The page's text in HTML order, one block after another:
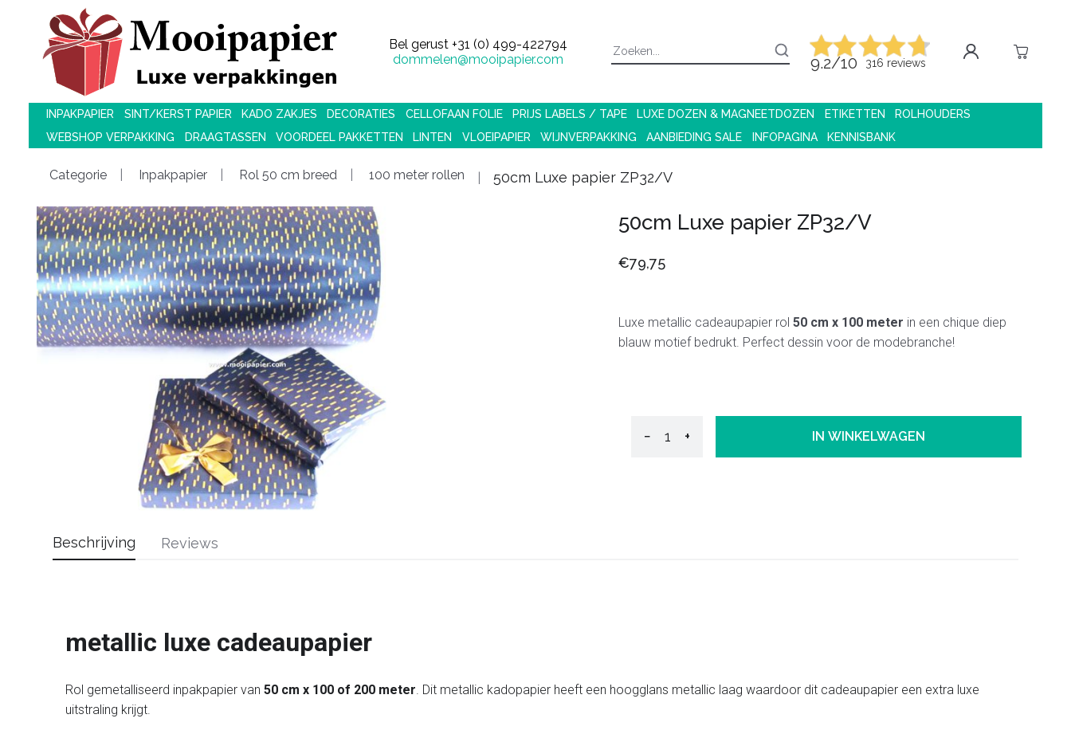
Bel gerust +31 (0) 499-422794
dommelen@mooipapier.com
9.2/10 316 reviews
INPAKPAPIER SINT/KERST PAPIER KADO ZAKJES DECORATIES CELLOFAAN FOLIE PRIJS LABELS / TAPE LUXE DOZEN & MAGNEETDOZEN ETIKETTEN
ROLHOUDERS
WEBSHOP VERPAKKING
DRAAGTASSEN VOORDEEL PAKKETTEN LINTEN VLOEIPAPIER WIJNVERPAKKING AANBIEDING SALE INFOPAGINA KENNISBANK
Categorie Inpakpapier Rol 50 cm breed 100 meter rollen 50cm Luxe papier ZP32/V
50cm Luxe papier ZP32/V
€79,75
Luxe metallic cadeaupapier rol 50 cm x 100 meter in een chique diep
blauw motief bedrukt. Perfect dessin voor de modebranche!
− + IN WINKELWAGEN
Beschrijving
metallic luxe cadeaupapier
Rol gemetalliseerd inpakpapier van 50 cm x 100 of 200 meter. Dit metallic kadopapier heeft een hoogglans metallic laag waardoor dit cadeaupapier een extra luxe
uitstraling krijgt.
Reviews